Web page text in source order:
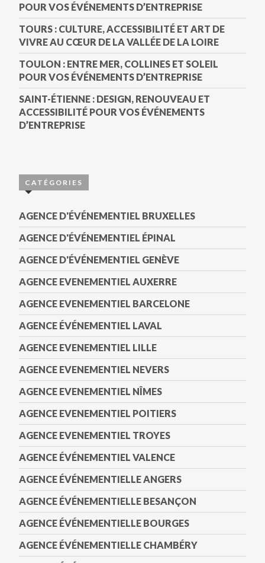
POUR VOS ÉVÉNEMENTS D’ENTREPRISE
TOURS : CULTURE, ACCESSIBILITÉ ET ART DE
VIVRE AU CŒUR DE LA VALLÉE DE LA LOIRE
TOULON : ENTRE MER, COLLINES ET SOLEIL
POUR VOS ÉVÉNEMENTS D’ENTREPRISE
SAINT-ÉTIENNE : DESIGN, RENOUVEAU ET
ACCESSIBILITÉ POUR VOS ÉVÉNEMENTS
D’ENTREPRISE
CATÉGORIES
AGENCE D'ÉVÉNEMENTIEL BRUXELLES
AGENCE D'ÉVÉNEMENTIEL ÉPINAL
AGENCE D'ÉVÉNEMENTIEL GENÈVE
AGENCE EVENEMENTIEL AUXERRE
AGENCE EVENEMENTIEL BARCELONE
AGENCE ÉVÉNEMENTIEL LAVAL
AGENCE EVENEMENTIEL LILLE
AGENCE EVENEMENTIEL NEVERS
AGENCE EVENEMENTIEL NÎMES
AGENCE EVENEMENTIEL POITIERS
AGENCE EVENEMENTIEL TROYES
AGENCE ÉVÉNEMENTIEL VALENCE
AGENCE ÉVÉNEMENTIELLE ANGERS
AGENCE ÉVÉNEMENTIELLE BESANÇON
AGENCE ÉVÉNEMENTIELLE BOURGES
AGENCE ÉVÉNEMENTIELLE CHAMBÉRY